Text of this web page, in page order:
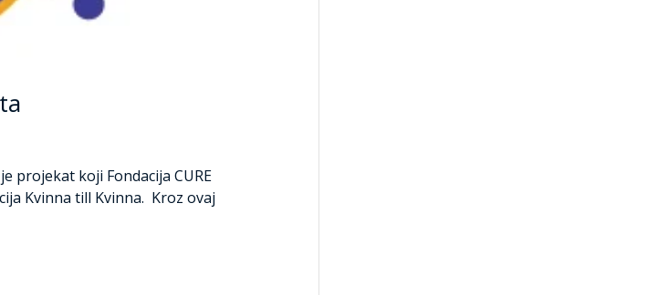
projekat koji Fondacija CURE
Kvinna till Kvinna. Kroz ovaj